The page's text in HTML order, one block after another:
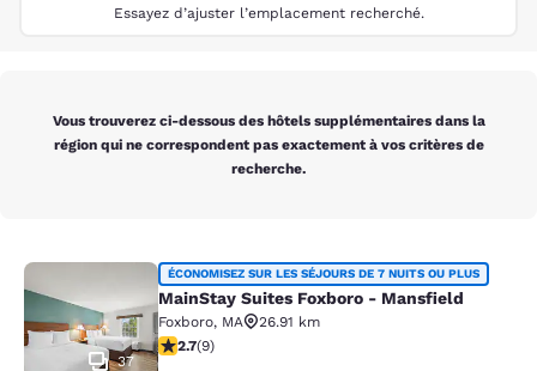
Essayez d’ajuster l’emplacement recherché.
Vous trouverez ci-dessous des hôtels supplémentaires dans la
région qui ne correspondent pas exactement à vos critères de
recherche.
MainStay Suites Foxboro -
37
ÉCONOMISEZ SUR LES SÉJOURS DE 7 NUITS OU PLUS
MainStay Suites Foxboro - Mansfield
Foxboro, MA
26.91 km
2.67 étoiles. Moyen. 9 commentaires
2.7(9)